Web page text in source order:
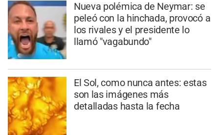
Nueva polémica de Neymar: se
peleó con la hinchada, provocó a
los rivales y el presidente lo
llamó "vagabundo"
El Sol, como nunca antes: estas
son las imágenes más
detalladas hasta la fecha